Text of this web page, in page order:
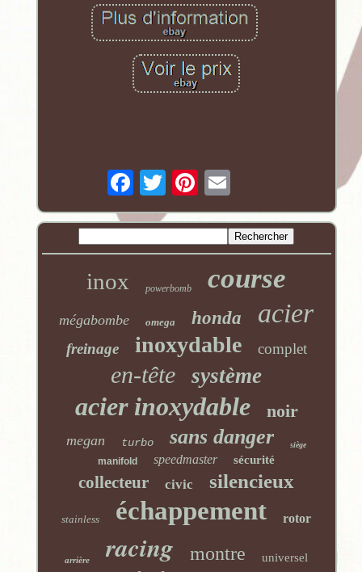
inox powerbomb course
mégabombe omega honda acier
freinage inoxydable complet
en-tête système
acier inoxydable noir
megan turbo sans danger siège
manifold speedmaster sécurité
collecteur civic silencieux
stainless échappement rotor
arrière racing montre universel